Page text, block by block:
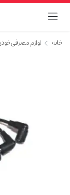
خانه لوازم مصرفی